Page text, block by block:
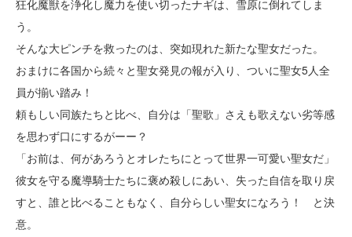
狂化魔獣を浄化し魔力を使い切ったナギは、雪原に倒れてしま
う。
そんな大ピンチを救ったのは、突如現れた新たな聖女だった。
おまけに各国から続々と聖女発見の報が入り、ついに聖女5人全
員が揃い踏み！
頼もしい同族たちと比べ、自分は「聖歌」さえも歌えない劣等感
を思わず口にするがーー？
「お前は、何があろうとオレたちにとって世界一可愛い聖女だ」
彼女を守る魔導騎士たちに褒め殺しにあい、失った自信を取り戻
すと、誰と比べることもなく、自分らしい聖女になろう！ と決
意。